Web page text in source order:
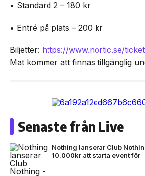
• Standard 2 – 180 kr
• Entré på plats – 200 kr
Biljetter: https://www.nortic.se/
Mat kommer att finnas tillgänglig
Senaste från Live
Nothing lanserar Club
10.000kr att starta event för